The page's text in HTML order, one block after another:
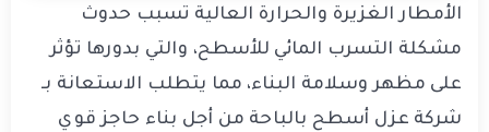
الأمطار الغزيرة والحرارة العالية تسبب حدوث
مشكلة التسرب المائي للأسطح، والتي بدورها تؤثر
على مظهر وسلامة البناء، مما يتطلب الاستعانة بـ
شركة عزل أسطح بالباحة من أجل بناء حاجز قوي